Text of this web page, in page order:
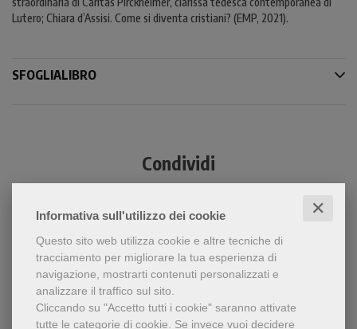
Informativa sull'utilizzo dei cookie ✕
Questo sito web utilizza cookie e altre tecniche di
tracciamento per migliorare la tua esperienza di
navigazione, mostrarti contenuti personalizzati e
analizzare il traffico sul sito.
Cliccando su "Accetto tutti i cookie" saranno attivate
tutte le categorie di cookie. Se invece vuoi decidere
Lutero; Chiara d’Assisi. Come si diventa cristiani? (EMP, 2021).
SFOGLIALIBRO
Condividi
Dello stesso autore